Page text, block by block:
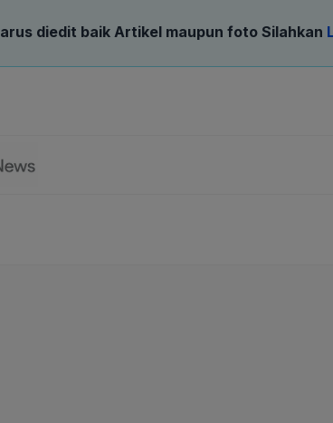
diedit baik Artikel maupun foto Silahkan